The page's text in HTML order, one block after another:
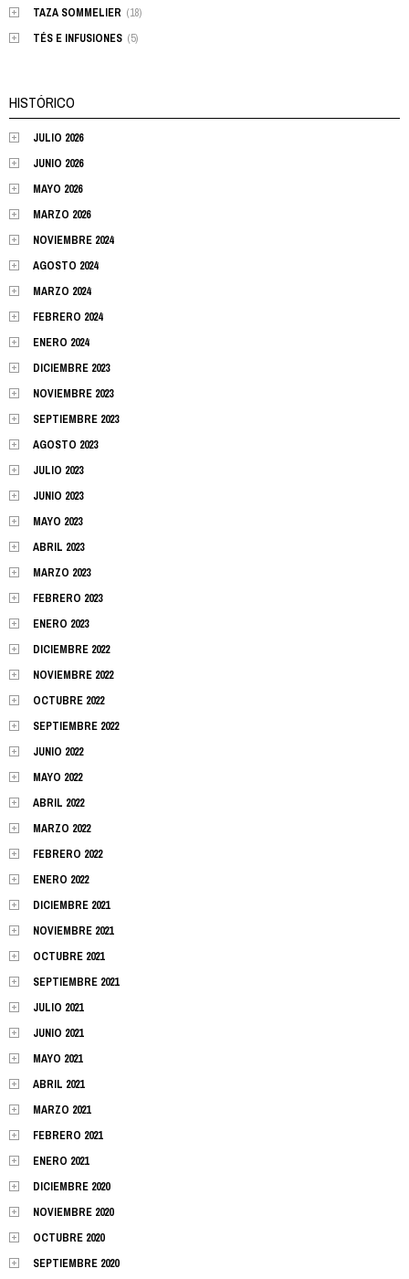
TAZA SOMMELIER (18)
TÉS E INFUSIONES (5)
HISTÓRICO
JULIO 2026
JUNIO 2026
MAYO 2026
MARZO 2026
NOVIEMBRE 2024
AGOSTO 2024
MARZO 2024
FEBRERO 2024
ENERO 2024
DICIEMBRE 2023
NOVIEMBRE 2023
SEPTIEMBRE 2023
AGOSTO 2023
JULIO 2023
JUNIO 2023
MAYO 2023
ABRIL 2023
MARZO 2023
FEBRERO 2023
ENERO 2023
DICIEMBRE 2022
NOVIEMBRE 2022
OCTUBRE 2022
SEPTIEMBRE 2022
JUNIO 2022
MAYO 2022
ABRIL 2022
MARZO 2022
FEBRERO 2022
ENERO 2022
DICIEMBRE 2021
NOVIEMBRE 2021
OCTUBRE 2021
SEPTIEMBRE 2021
JULIO 2021
JUNIO 2021
MAYO 2021
ABRIL 2021
MARZO 2021
FEBRERO 2021
ENERO 2021
DICIEMBRE 2020
NOVIEMBRE 2020
OCTUBRE 2020
SEPTIEMBRE 2020